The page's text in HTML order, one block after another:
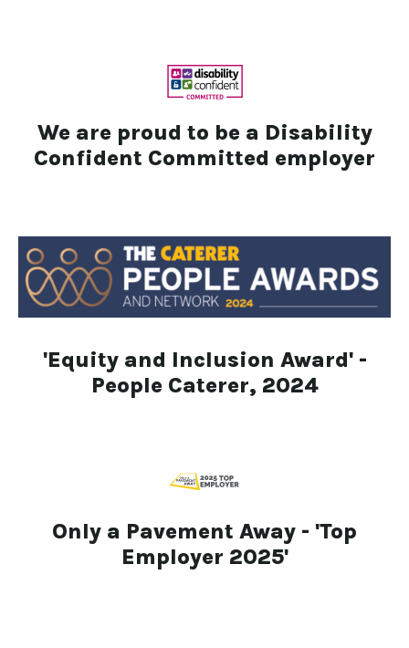
We are proud to be a Disability
Confident Committed employer
'Equity and Inclusion Award' -
People Caterer, 2024
Only a Pavement Away - 'Top
Employer 2025'